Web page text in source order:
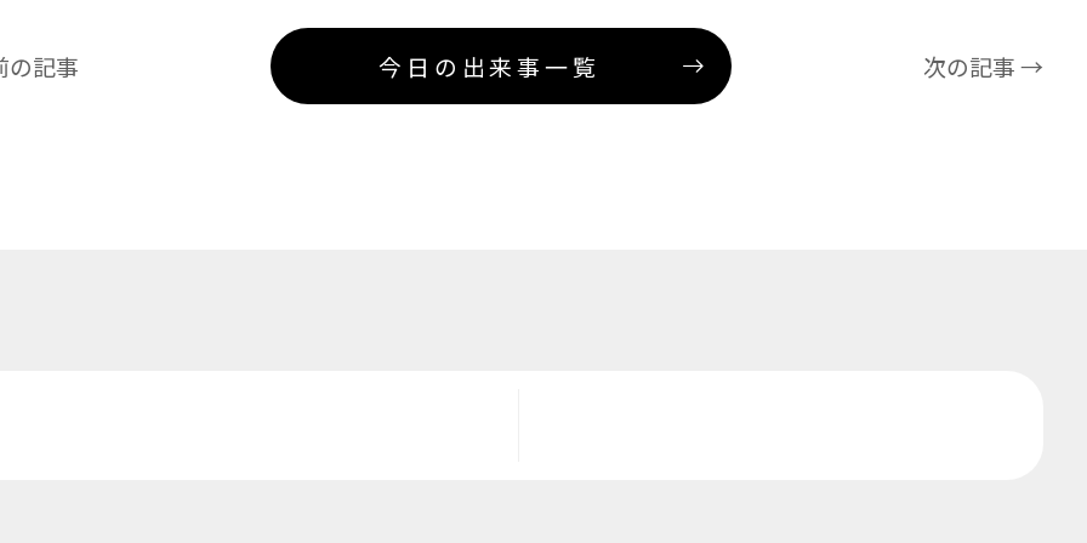
記事 次の記事 →
今日の出来事一覧